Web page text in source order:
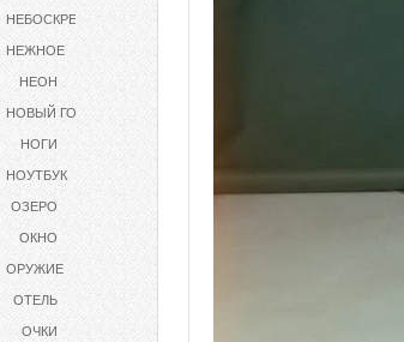
НЕБОСКРЕБ
НЕЖНОЕ
НЕОН
НОВЫЙ ГОД
НОГИ
НОУТБУК
ОЗЕРО
ОКНО
ОРУЖИЕ
ОТЕЛЬ
ОЧКИ